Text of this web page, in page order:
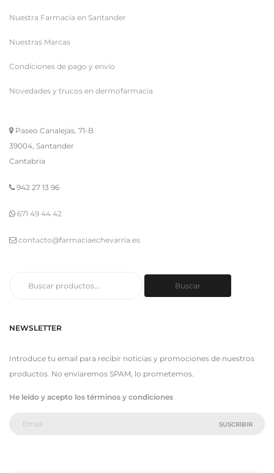
Nuestra Farmacia en Santander
Nuestras Marcas
Condiciones de pago y envío
Novedades y trucos en dermofarmacia
Paseo Canalejas, 71-B
39004, Santander
Cantabria
942 27 13 96
671 49 44 42
contacto@farmaciaechevarria.es
Buscar
NEWSLETTER
Introduce tu email para recibir noticias y promociones de nuestros
productos. No enviaremos SPAM, lo prometemos.
He leído y acepto los términos y condiciones